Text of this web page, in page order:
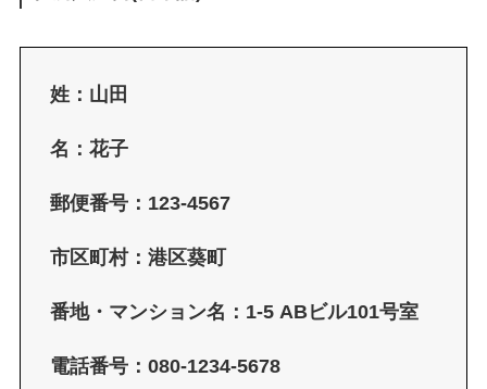
姓：山田
名：花子
郵便番号：123-4567
市区町村：港区葵町
番地・マンション名：1-5 ABビル101号室
電話番号：080-1234-5678